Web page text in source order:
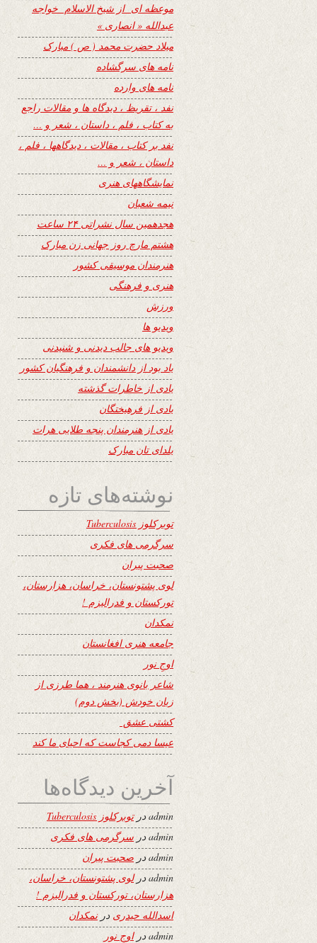
موعظه ای از شیخ الاسلام خواجه
عبدالله « انصاری »
میلاد حضرت محمد ( ص ) مبارک
نامه های سرگشاده
نامه های وارده
نفد ، تقریظ ، دیدگاه ها و مقالات راجع
به کتاب ، فلم ، داستان ، شعر و …
نفد بر کتاب ، مقالات ، دیدگاهها ، فلم ،
داستان ، شعر و …
نمایشگاههای هنری
نیمه شعبان
هجدهمین سال نشراتی ۲۴ ساعت
هشتم مارچ روز جهانی زن مبارک
هنرمندان موسیقی کشور
هنری و فرهنگی
ورزش
ویدیو ها
ویدیو های جالب دیدنی و شنیدنی
یاد بود از دانشمندان و فرهنگیان کشور
یادی از خاطرات گذشته
یادی از فرهیختگان
یادی از هنرمندان پنجه طلایی هرات
یلدای تان مبارک
نوشته‌های تازه
توبرکلوز Tuberculosis
سرگرمی های فکری
صحبت پیران
لوی پشتونستان، خراسان، هزارستان،
تورکستان و فدرالیزم !
نمکدان
جامعه هنری افغانستان
اوجِ نور
شاعر بانوی هنرمند ، هما طرزی از
زبان خودش (بخش دوم)
کشتی عشق
عیسا دمی کجاست که احیای ما کند
آخرین دیدگاه‌ها
adminدرتوبرکلوز Tuberculosis
admin در سرگرمی های فکری
admin در صحبت پیران
adminدرلوی پشتونستان، خراسان،
هزارستان، تورکستان و فدرالیزم !
اسدالله حیدری درنمکدان
adminدراوجِ نور